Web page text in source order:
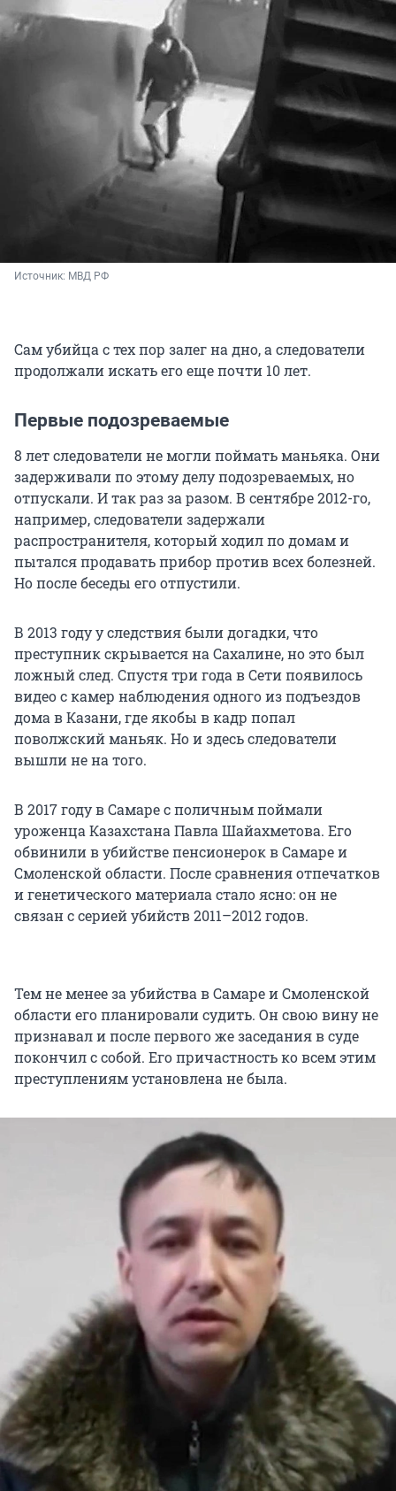
Источник: МВД РФ
Сам убийца с тех пор залег на дно, а следователи
продолжали искать его еще почти 10 лет.
Первые подозреваемые
8 лет следователи не могли поймать маньяка. Они
задерживали по этому делу подозреваемых, но
отпускали. И так раз за разом. В сентябре 2012-го,
например, следователи задержали
распространителя, который ходил по домам и
пытался продавать прибор против всех болезней.
Но после беседы его отпустили.
В 2013 году у следствия были догадки, что
преступник скрывается на Сахалине, но это был
ложный след. Спустя три года в Сети появилось
видео с камер наблюдения одного из подъездов
дома в Казани, где якобы в кадр попал
поволжский маньяк. Но и здесь следователи
вышли не на того.
В 2017 году в Самаре с поличным поймали
уроженца Казахстана Павла Шайахметова. Его
обвинили в убийстве пенсионерок в Самаре и
Смоленской области. После сравнения отпечатков
и генетического материала стало ясно: он не
связан с серией убийств 2011–2012 годов.
Тем не менее за убийства в Самаре и Смоленской
области его планировали судить. Он свою вину не
признавал и после первого же заседания в суде
покончил с собой. Его причастность ко всем этим
преступлениям установлена не была.